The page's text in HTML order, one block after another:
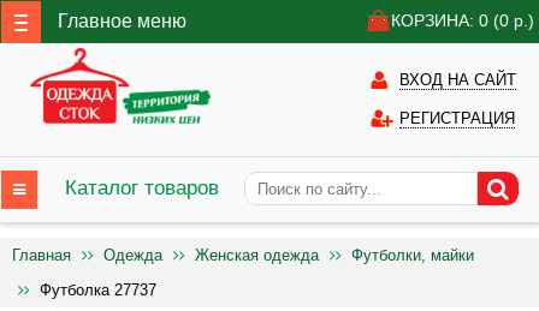
Главное меню КОРЗИНА: 0 (0 р.)
ВХОД НА САЙТ
РЕГИСТРАЦИЯ
Каталог товаров
Главная Одежда Женская одежда
Футболки, майки
Футболка 27737